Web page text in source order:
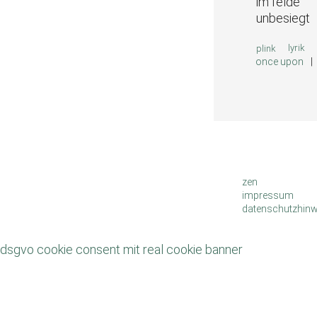
unbesiegt
plink lyrik
once upon
zen
impressum
dsgvo cookie consent mit real cookie banner